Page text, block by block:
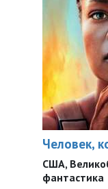
Человек,
США,
фантастика